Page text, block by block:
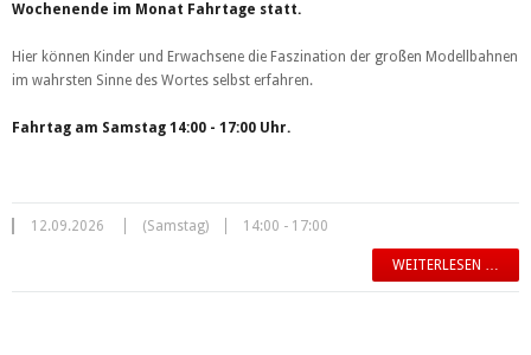
Wochenende im Monat Fahrtage statt.
Hier können Kinder und Erwachsene die Faszination der großen Modellbahnen
im wahrsten Sinne des Wortes selbst erfahren.
Fahrtag am Samstag 14:00 - 17:00 Uhr.
12.09.2026 (Samstag) 14:00 - 17:00
WEITERLESEN …